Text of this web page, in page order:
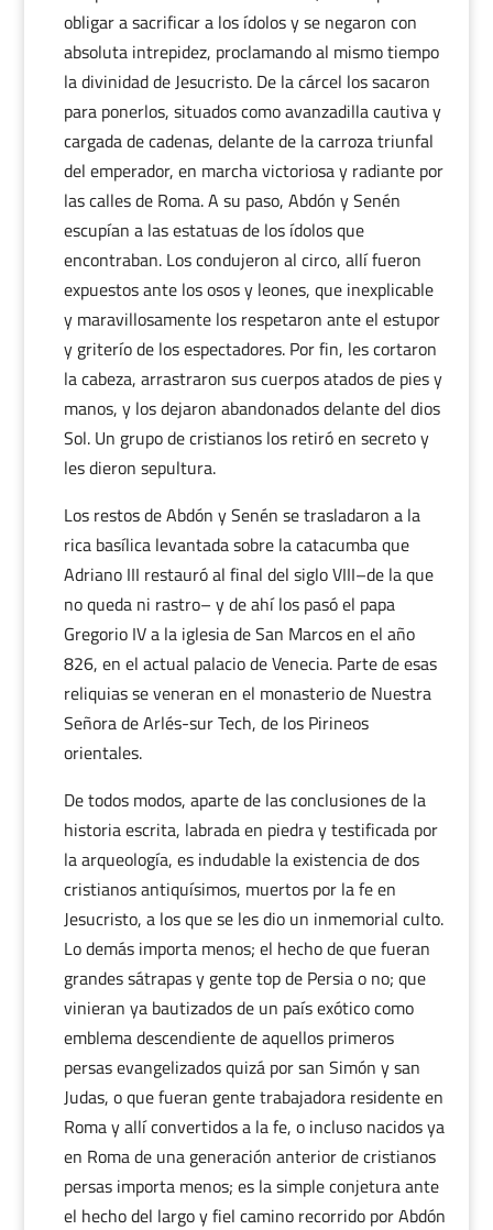
obligar a sacrificar a los ídolos y se negaron con
absoluta intrepidez, proclamando al mismo tiempo
la divinidad de Jesucristo. De la cárcel los sacaron
para ponerlos, situados como avanzadilla cautiva y
cargada de cadenas, delante de la carroza triunfal
del emperador, en marcha victoriosa y radiante por
las calles de Roma. A su paso, Abdón y Senén
escupían a las estatuas de los ídolos que
encontraban. Los condujeron al circo, allí fueron
expuestos ante los osos y leones, que inexplicable
y maravillosamente los respetaron ante el estupor
y griterío de los espectadores. Por fin, les cortaron
la cabeza, arrastraron sus cuerpos atados de pies y
manos, y los dejaron abandonados delante del dios
Sol. Un grupo de cristianos los retiró en secreto y
les dieron sepultura.
Los restos de Abdón y Senén se trasladaron a la
rica basílica levantada sobre la catacumba que
Adriano III restauró al final del siglo VIII–de la que
no queda ni rastro– y de ahí los pasó el papa
Gregorio IV a la iglesia de San Marcos en el año
826, en el actual palacio de Venecia. Parte de esas
reliquias se veneran en el monasterio de Nuestra
Señora de Arlés-sur Tech, de los Pirineos
orientales.
De todos modos, aparte de las conclusiones de la
historia escrita, labrada en piedra y testificada por
la arqueología, es indudable la existencia de dos
cristianos antiquísimos, muertos por la fe en
Jesucristo, a los que se les dio un inmemorial culto.
Lo demás importa menos; el hecho de que fueran
grandes sátrapas y gente top de Persia o no; que
vinieran ya bautizados de un país exótico como
emblema descendiente de aquellos primeros
persas evangelizados quizá por san Simón y san
Judas, o que fueran gente trabajadora residente en
Roma y allí convertidos a la fe, o incluso nacidos ya
en Roma de una generación anterior de cristianos
persas importa menos; es la simple conjetura ante
el hecho del largo y fiel camino recorrido por Abdón